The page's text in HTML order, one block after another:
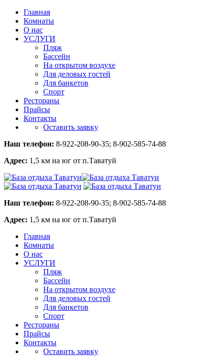
Главная
Комнаты
О нас
УСЛУГИ
Пляж
Бассейн
На открытом воздухе
Для деловых гостей
Для банкетов
Спорт
Рестораны
Прайсы
Контакты
Оставить заявку
Наш телефон: 8-922-208-90-35; 8-902-585-74-88
Адрес: 1,5 км на юг от п.Таватуй
Наш телефон: 8-922-208-90-35; 8-902-585-74-88
Адрес: 1,5 км на юг от п.Таватуй
Главная
Комнаты
О нас
УСЛУГИ
Пляж
Бассейн
На открытом воздухе
Для деловых гостей
Для банкетов
Спорт
Рестораны
Прайсы
Контакты
Оставить заявку